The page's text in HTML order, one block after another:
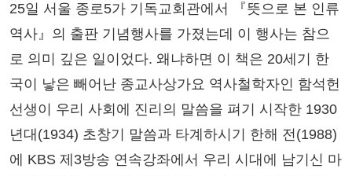
25일 서울 종로5가 기독교회관에서 『뜻으로 본 인류
역사』의 출판 기념행사를 가졌는데 이 행사는 참으
로 의미 깊은 일이었다. 왜냐하면 이 책은 20세기 한
국이 낳은 빼어난 종교사상가요 역사철학자인 함석헌
선생이 우리 사회에 진리의 말씀을 펴기 시작한 1930
년대(1934) 초창기 말씀과 타계하시기 한해 전(1988)
에 KBS 제3방송 연속강좌에서 우리 시대에 남기신 마